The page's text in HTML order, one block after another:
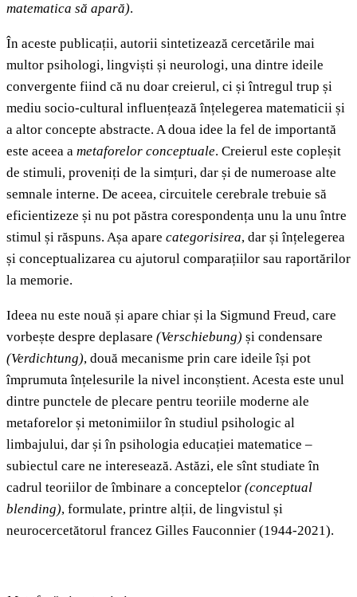
matematica să apară).
În aceste publicații, autorii sintetizează cercetările mai
multor psihologi, lingviști și neurologi, una dintre ideile
convergente fiind că nu doar creierul, ci și întregul trup și
mediu socio-cultural influențează înțelegerea matematicii și
a altor concepte abstracte. A doua idee la fel de importantă
este aceea a metaforelor conceptuale. Creierul este copleșit
de stimuli, proveniți de la simțuri, dar și de numeroase alte
semnale interne. De aceea, circuitele cerebrale trebuie să
eficientizeze și nu pot păstra corespondența unu la unu între
stimul și răspuns. Așa apare categorisirea, dar și înțelegerea
și conceptualizarea cu ajutorul comparațiilor sau raportărilor
la memorie.
Ideea nu este nouă și apare chiar și la Sigmund Freud, care
vorbește despre deplasare (Verschiebung) și condensare
(Verdichtung), două mecanisme prin care ideile își pot
împrumuta înțelesurile la nivel inconștient. Acesta este unul
dintre punctele de plecare pentru teoriile moderne ale
metaforelor și metonimiilor în studiul psihologic al
limbajului, dar și în psihologia educației matematice –
subiectul care ne interesează. Astăzi, ele sînt studiate în
cadrul teoriilor de îmbinare a conceptelor (conceptual
blending), formulate, printre alții, de lingvistul și
neurocercetătorul francez Gilles Fauconnier (1944-2021).